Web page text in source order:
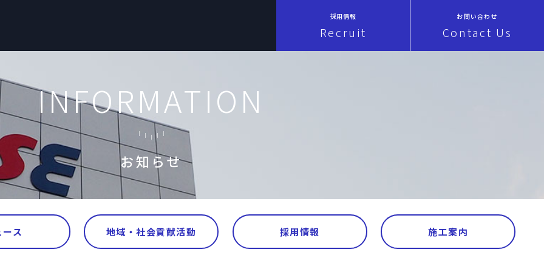
採用情報
Recruit
お問い合わせ
Contact Us
INFORMATION
お知らせ
ス 地域・社会貢献活動 採用情報 施工案内